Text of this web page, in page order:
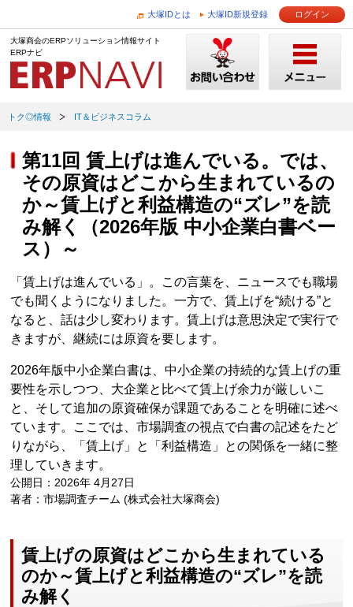
大塚IDとは 大塚ID新規登録 ログイン
大塚商会のERPソリューション情報サイト
ERPナビ
トク◎情報 IT＆ビジネスコラム
第11回 賃上げは進んでいる。では、
その原資はどこから生まれているの
か～賃上げと利益構造の“ズレ”を読
み解く（2026年版 中小企業白書ベー
ス）～
「賃上げは進んでいる」。この言葉を、ニュースでも職場
でも聞くようになりました。一方で、賃上げを“続ける”と
なると、話は少し変わります。賃上げは意思決定で実行で
きますが、継続には原資を要します。
2026年版中小企業白書は、中小企業の持続的な賃上げの重
要性を示しつつ、大企業と比べて賃上げ余力が厳しいこ
と、そして追加の原資確保が課題であることを明確に述べ
ています。ここでは、市場調査の視点で白書の記述をたど
りながら、「賃上げ」と「利益構造」との関係を一緒に整
理していきます。
公開日：2026年 4月27日
著者：市場調査チーム (株式会社大塚商会)
賃上げの原資はどこから生まれている
のか～賃上げと利益構造の“ズレ”を読
み解く